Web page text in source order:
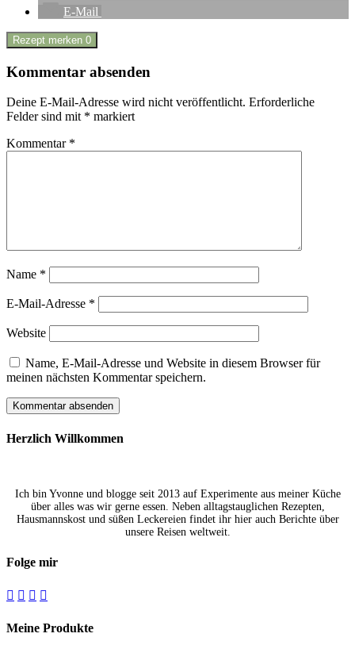
E-Mail
Rezept merken 0
Kommentar absenden
Deine E-Mail-Adresse wird nicht veröffentlicht. Erforderliche
Felder sind mit * markiert
Kommentar *
Name *
E-Mail-Adresse *
Website
Name, E-Mail-Adresse und Website in diesem Browser für
meinen nächsten Kommentar speichern.
Herzlich Willkommen
Ich bin Yvonne und blogge seit 2013 auf Experimente aus meiner Küche
über alles was wir gerne essen. Neben alltagstauglichen Rezepten,
Hausmannskost und süßen Leckereien findet ihr hier auch Berichte über
unsere Reisen weltweit.
Folge mir
   
Meine Produkte